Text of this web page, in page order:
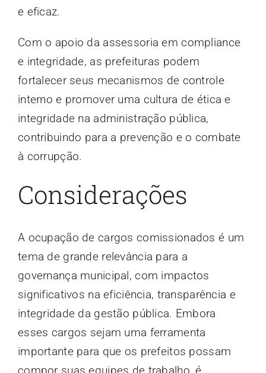
e eficaz.
Com o apoio da assessoria em compliance
e integridade, as prefeituras podem
fortalecer seus mecanismos de controle
interno e promover uma cultura de ética e
integridade na administração pública,
contribuindo para a prevenção e o combate
à corrupção.
Considerações
A ocupação de cargos comissionados é um
tema de grande relevância para a
governança municipal, com impactos
significativos na eficiência, transparência e
integridade da gestão pública. Embora
esses cargos sejam uma ferramenta
importante para que os prefeitos possam